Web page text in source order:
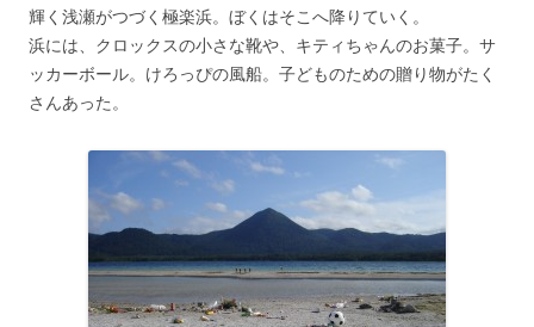
輝く浅瀬がつづく極楽浜。ぼくはそこへ降りていく。
浜には、クロックスの小さな靴や、キティちゃんのお菓子。サ
ッカーボール。けろっぴの風船。子どものための贈り物がたく
さんあった。